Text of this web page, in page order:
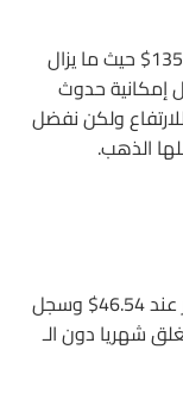
نرجح التحرك الطبيعي للذهب بين 1251$ و1357$ حيث ما يزال
إمكانية حدوث
ولكن نفضل
الذهب.
سجل النفط الأمريكي أدنى سعر هذا الشهر عند 46.54$ وسجل
عند 45.56$ ولم يغلق شهريا دون الـ